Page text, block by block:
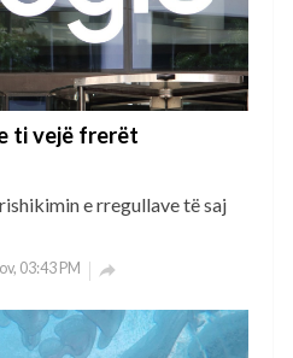
ti vejë frerët
e rregullave të saj
03:43 PM 